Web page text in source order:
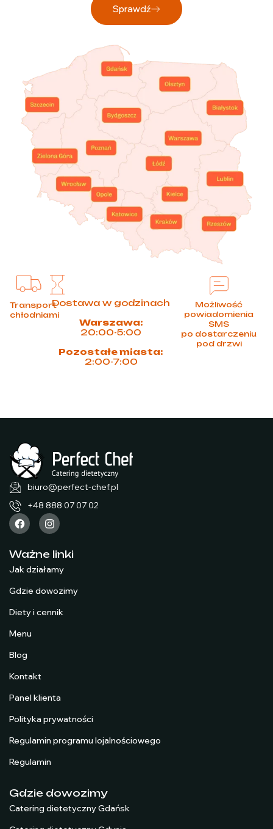
Sprawdź
Transport
chłodniami
Dostawa w godzinach
Warszawa:
20:00-5:00
Pozostałe miasta:
2:00-7:00
Możliwość
powiadomienia
SMS
po dostarczeniu
pod drzwi
biuro@perfect-chef.pl
+48 888 07 07 02
Ważne linki
Jak działamy
Gdzie dowozimy
Diety i cennik
Menu
Blog
Kontakt
Panel klienta
Polityka prywatności
Regulamin programu lojalnościowego
Regulamin
Gdzie dowozimy
Catering dietetyczny Gdańsk